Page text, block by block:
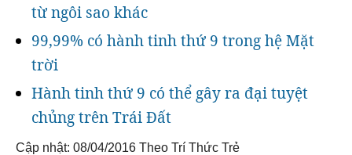
từ ngôi sao khác
99,99% có hành tinh thứ 9 trong hệ Mặt
trời
Hành tinh thứ 9 có thể gây ra đại tuyệt
chủng trên Trái Đất
Cập nhật: 08/04/2016 Theo Trí Thức Trẻ